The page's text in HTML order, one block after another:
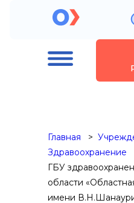
Главная
Здравоохранение
ГБУ
области
имени